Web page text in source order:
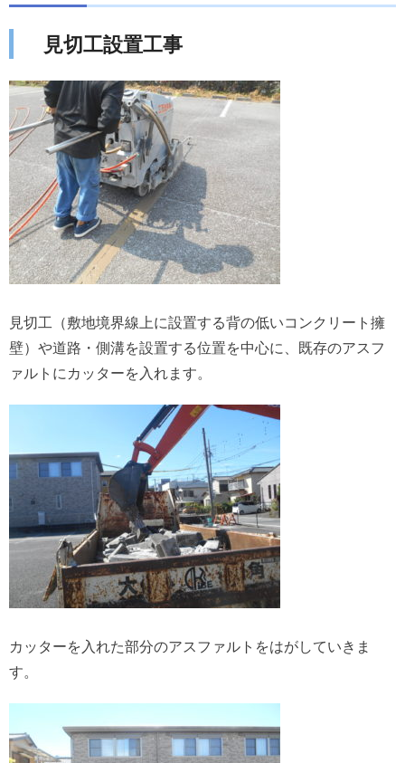
見切工設置工事
見切工（敷地境界線上に設置する背の低いコンクリート擁
壁）や道路・側溝を設置する位置を中心に、既存のアスフ
ァルトにカッターを入れます。
カッターを入れた部分のアスファルトをはがしていきま
す。